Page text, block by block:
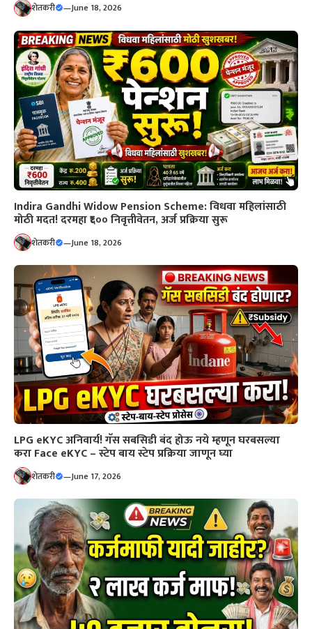
शेतकरी —June 18, 2026
Indira Gandhi Widow Pension Scheme: विधवा महिलांसाठी
मोठी मदत! दरमहा ₹६०० निवृत्तीवेतन, अर्ज प्रक्रिया सुरू
शेतकरी —June 18, 2026
LPG eKYC अनिवार्य! गॅस सबसिडी बंद होऊ नये म्हणून घरबसल्या
करा Face eKYC – स्टेप बाय स्टेप प्रक्रिया जाणून घ्या
शेतकरी —June 17, 2026